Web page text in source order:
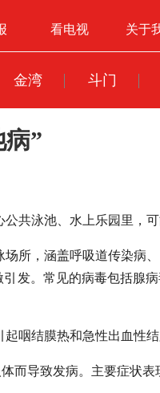
看电视 关于
金湾 斗门
”
共泳池、水上乐园里，
所，涵盖呼吸道传染病
发。常见的病毒包括腺
咽结膜热和急性出血性结
而导致发病。主要症状